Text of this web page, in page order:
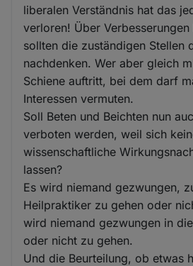
liberalen Verständnis hat das
verloren! Über Verbesserungen
sollten die zuständigen Stellen
nachdenken. Wer aber gleich
Schiene auftritt, bei dem darf
Interessen vermuten.
Soll Beten und Beichten nun
verboten werden, weil sich
wissenschaftliche
lassen?
Es wird niemand gezwungen,
Heilpraktiker zu gehen oder
wird niemand gezwungen in
oder nicht zu gehen.
Und die Beurteilung, ob etwas